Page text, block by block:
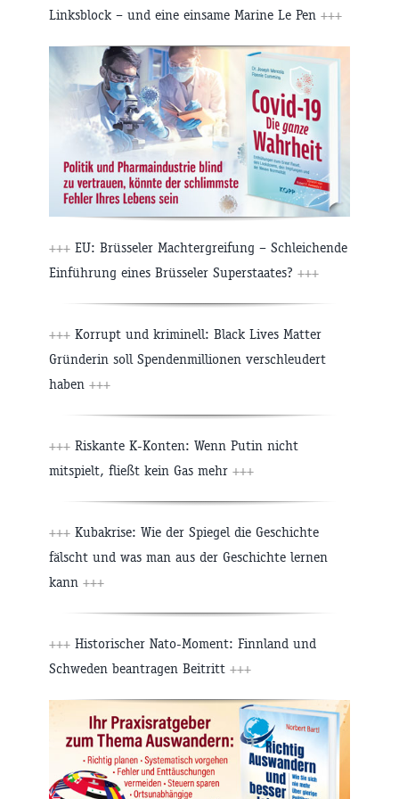
Linksblock – und eine einsame Marine Le Pen +++
+++ EU: Brüsseler Machtergreifung – Schleichende
Einführung eines Brüsseler Superstaates? +++
+++ Korrupt und kriminell: Black Lives Matter
Gründerin soll Spendenmillionen verschleudert
haben +++
+++ Riskante K-Konten: Wenn Putin nicht
mitspielt, fließt kein Gas mehr +++
+++ Kubakrise: Wie der Spiegel die Geschichte
fälscht und was man aus der Geschichte lernen
kann +++
+++ Historischer Nato-Moment: Finnland und
Schweden beantragen Beitritt +++